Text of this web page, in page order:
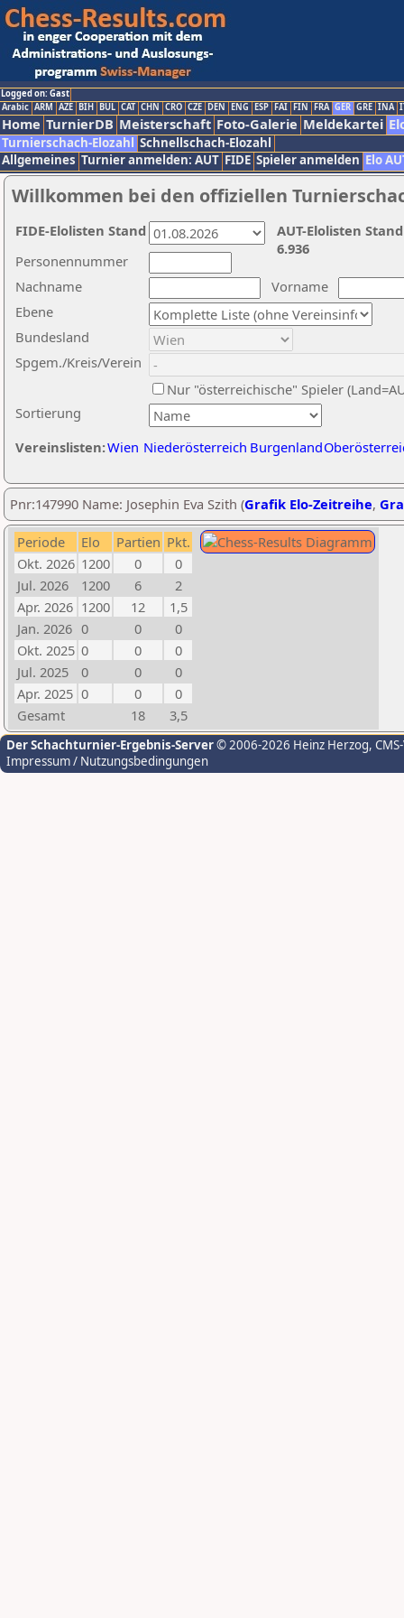
Logged on: Gast
Arabic ARM AZE BIH BUL CAT CHN CRO CZE DEN ENG ESP FAI FIN FRA GER GRE INA
Home TurnierDB Meisterschaft Foto-Galerie Meldekartei
Turnierschach-Elozahl Schnellschach-Elozahl
Allgemeines Turnier anmelden: AUT FIDE Spieler anmelden Elo
Willkommen bei den offiziellen
Nachname
Vorname
Ebene
Sortierung
Personennummer
Bundesland
Spgem./Kreis/Verein
Nur "österreichische" Spieler
Vereinslisten:Wien Niederösterreich Burgenland
AUT-Elolisten
6.936
FIDE-Elolisten Stand
Pnr:147990 Name: Josephin Eva Szith (Grafik Elo-Zeitreihe,
Periode Elo Partien Pkt.
Okt. 2026 1200 0
0
Jul. 2026
1200 6
2
Apr. 2026 1200 12
1,5
Jan. 2026 0 0
0
Okt. 2025 0 0
0
Jul. 2025
0 0
0
Apr. 2025 0 0
0
Gesamt
18 3,5
Der Schachturnier-Ergebnis-Server© 2006-2026 Heinz Herzog,
Impressum / Nutzungsbedingungen